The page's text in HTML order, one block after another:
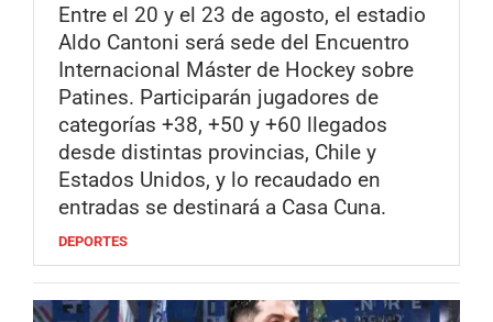
Entre el 20 y el 23 de agosto, el estadio
Aldo Cantoni será sede del Encuentro
Internacional Máster de Hockey sobre
Patines. Participarán jugadores de
categorías +38, +50 y +60 llegados
desde distintas provincias, Chile y
Estados Unidos, y lo recaudado en
entradas se destinará a Casa Cuna.
DEPORTES